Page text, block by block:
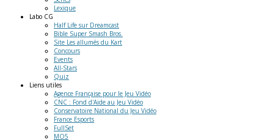
Lexique
Labo CG
Half Life sur Dreamcast
Bible Super Smash Bros.
Site Les allumés du Kart
Concours
Events
All-Stars
Quiz
Liens utiles
Agence Française pour le Jeu Vidéo
CNC : Fond d'Aide au Jeu Vidéo
Conservatoire National du Jeu Vidéo
France Esports
FullSet
MO5